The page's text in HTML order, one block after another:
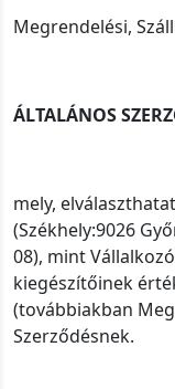
Megrendelési,
ÁLTALÁNOS
mely,
(Székhely:9026
08), mint
kiegészítőinek
(továbbiakban
Szerződésnek.